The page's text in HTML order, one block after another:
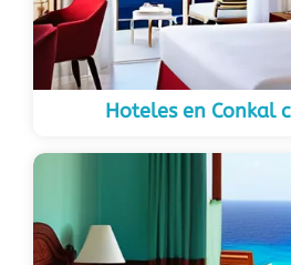
Hoteles en Conkal